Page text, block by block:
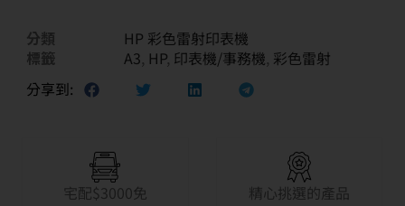
分類
HP 彩色雷射印表機
標籤
A3, HP, 印表機/事務機, 彩色雷射
分享到:
宅配$3000免
精心挑選的產品